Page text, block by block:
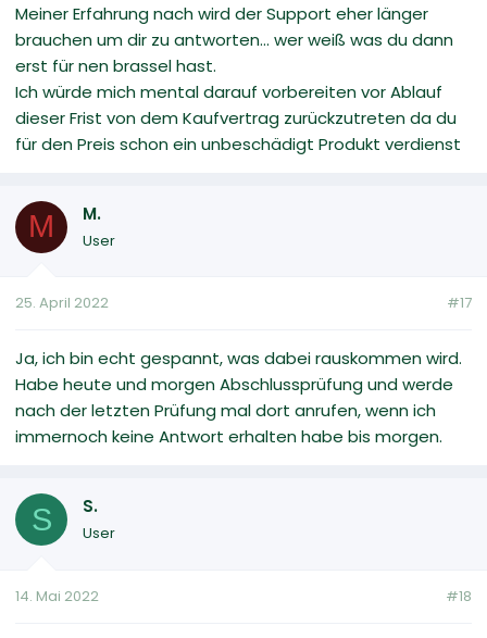
Meiner Erfahrung nach wird der Support eher länger
brauchen um dir zu antworten... wer weiß was du dann
erst für nen brassel hast.
Ich würde mich mental darauf vorbereiten vor Ablauf
dieser Frist von dem Kaufvertrag zurückzutreten da du
für den Preis schon ein unbeschädigt Produkt verdienst
M M.
User
25. April 2022 #17
Ja, ich bin echt gespannt, was dabei rauskommen wird.
Habe heute und morgen Abschlussprüfung und werde
nach der letzten Prüfung mal dort anrufen, wenn ich
immernoch keine Antwort erhalten habe bis morgen.
S S.
User
14. Mai 2022 #18